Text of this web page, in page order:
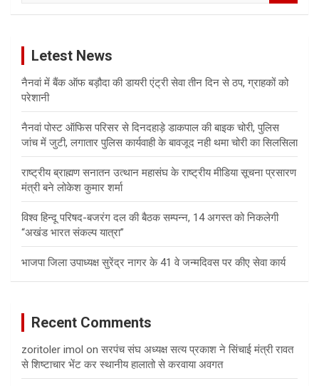
Letest News
नैनवां में बैंक ऑफ बड़ौदा की डायरी एंट्री सेवा तीन दिन से ठप, ग्राहकों को
परेशानी
नैनवां पोस्ट ऑफिस परिसर से दिनदहाड़े डाकपाल की बाइक चोरी, पुलिस
जांच में जुटी, लगातार पुलिस कार्यवाही के बावजूद नही थमा चोरी का सिलसिला
राष्ट्रीय ब्राह्मण सनातन उत्थान महासंघ के राष्ट्रीय मीडिया सूचना प्रसारण
मंत्री बने लोकेश कुमार शर्मा
विश्व हिन्दू परिषद-बजरंग दल की बैठक सम्पन्न, 14 अगस्त को निकलेगी
“अखंड भारत संकल्प यात्रा”
भाजपा जिला उपाध्यक्ष सुरेंद्र नागर के 41 वे जन्मदिवस पर कीए सेवा कार्य
Recent Comments
zoritoler imol onसरपंच संघ अध्यक्ष सत्य प्रकाश ने सिंचाई मंत्री रावत
से शिष्टाचार भेंट कर स्थानीय हालातो से करवाया अवगत